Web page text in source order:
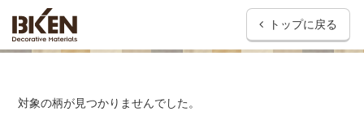
トップに戻る
対象の柄が見つかりませんでした。